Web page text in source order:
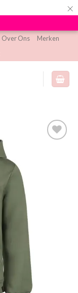
×
Over Ons
Merken